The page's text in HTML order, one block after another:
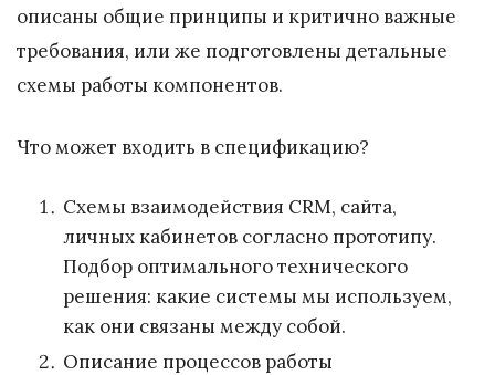
описаны общие принципы и критично важные
требования, или же подготовлены детальные
схемы работы компонентов.
Что может входить в спецификацию?
Схемы взаимодействия CRM, сайта,
личных кабинетов согласно прототипу.
Подбор оптимального технического
решения: какие системы мы используем,
как они связаны между собой.
Описание процессов работы